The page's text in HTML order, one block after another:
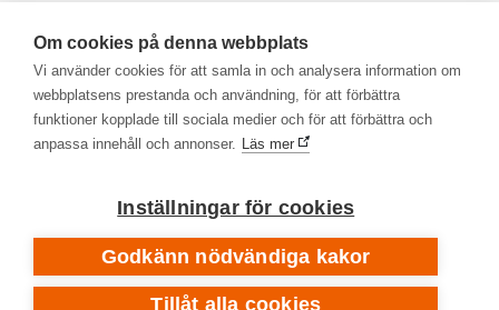
Dataskydd och registerbeskrivningar
Länkbiblioteket
Om cookies på denna webbplats
Vi använder cookies för att samla in och analysera information om
webbplatsens prestanda och användning, för att förbättra
funktioner kopplade till sociala medier och för att förbättra och
anpassa innehåll och annonser. Läs mer
Inställningar för cookies
Godkänn nödvändiga kakor
Tillåt alla cookies